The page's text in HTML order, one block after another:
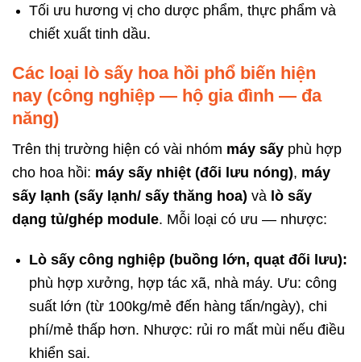
Tối ưu hương vị cho dược phẩm, thực phẩm và
chiết xuất tinh dầu.
Các loại lò sấy hoa hồi phổ biến hiện
nay (công nghiệp — hộ gia đình — đa
năng)
Trên thị trường hiện có vài nhóm máy sấy phù hợp
cho hoa hồi: máy sấy nhiệt (đối lưu nóng), máy
sấy lạnh (sấy lạnh/ sấy thăng hoa) và lò sấy
dạng tủ/ghép module. Mỗi loại có ưu — nhược:
Lò sấy công nghiệp (buồng lớn, quạt đối lưu):
phù hợp xưởng, hợp tác xã, nhà máy. Ưu: công
suất lớn (từ 100kg/mẻ đến hàng tấn/ngày), chi
phí/mẻ thấp hơn. Nhược: rủi ro mất mùi nếu điều
khiển sai.